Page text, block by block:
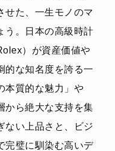
せた、一生モノのマ
う。日本の高級時計
）が資産価値や
的な知名度を誇る一
本質的な魅力」や
から絶大な支持を集
ない上品さと、ビジ
完璧に馴染む高いデ